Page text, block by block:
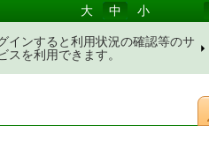
大 中 小
インすると利用状況の確認等のサ
スを利用できます。